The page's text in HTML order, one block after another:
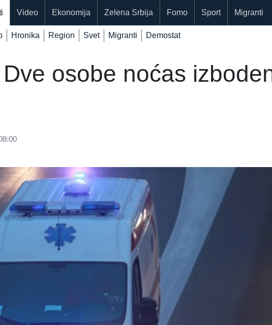
Video Ekonomija Zelena Srbija Fomo Sport Migranti
Hronika Region Svet Migranti Demostat
osobe noćas